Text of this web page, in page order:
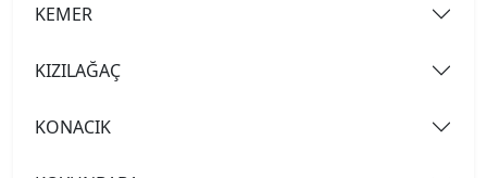
KEMER
KIZILAĞAÇ
KONACIK